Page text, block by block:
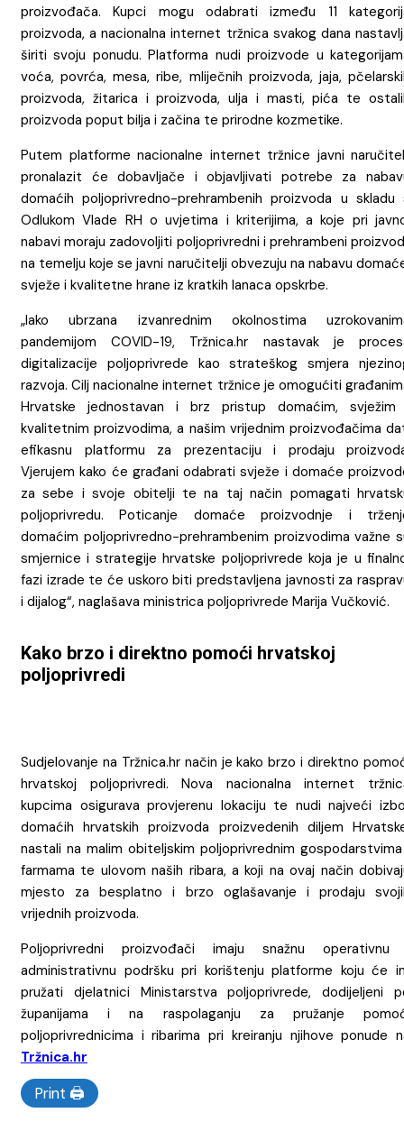
proizvođača. Kupci mogu odabrati između 11
proizvoda, a nacionalna internet tržnica svakog dana
širiti svoju ponudu. Platforma nudi proizvode u
voća, povrća, mesa, ribe, mliječnih proizvoda, jaja,
proizvoda, žitarica i proizvoda, ulja i masti, pića te
proizvoda poput bilja i začina te prirodne kozmetike.
Putem platforme nacionalne internet tržnice javni
pronalazit će dobavljače i objavljivati potrebe za
domaćih poljoprivredno-prehrambenih proizvoda u skladu
Odlukom Vlade RH o uvjetima i kriterijima, a koje pri
nabavi moraju zadovoljiti poljoprivredni i prehrambeni
na temelju koje se javni naručitelji obvezuju na nabavu
svježe i kvalitetne hrane iz kratkih lanaca opskrbe.
„Iako ubrzana izvanrednim okolnostima
pandemijom COVID-19, Tržnica.hr nastavak je
digitalizacije poljoprivrede kao strateškog smjera
razvoja. Cilj nacionalne internet tržnice je omogućiti
Hrvatske jednostavan i brz pristup domaćim,
kvalitetnim proizvodima, a našim vrijednim proizvođačima
efikasnu platformu za prezentaciju i prodaju
Vjerujem kako će građani odabrati svježe i domaće
za sebe i svoje obitelji te na taj način pomagati
poljoprivredu. Poticanje domaće proizvodnje i
domaćim poljoprivredno-prehrambenim proizvodima važne
smjernice i strategije hrvatske poljoprivrede koja je u
fazi izrade te će uskoro biti predstavljena javnosti za
i dijalog“, naglašava ministrica poljoprivrede Marija Vučković.
Kako brzo i direktno pomoći hrvatskoj
poljoprivredi
Sudjelovanje na Tržnica.hr način je kako brzo i direktno
hrvatskoj poljoprivredi. Nova nacionalna internet
kupcima osigurava provjerenu lokaciju te nudi najveći
domaćih hrvatskih proizvoda proizvedenih diljem
nastali na malim obiteljskim poljoprivrednim
farmama te ulovom naših ribara, a koji na ovaj način
mjesto za besplatno i brzo oglašavanje i prodaju
vrijednih proizvoda.
Poljoprivredni proizvođači imaju snažnu
administrativnu podršku pri korištenju platforme koju će
pružati djelatnici Ministarstva poljoprivrede, dodijeljeni
županijama i na raspolaganju za pružanje
poljoprivrednicima i ribarima pri kreiranju njihove ponude
Tržnica.hr
Print 🖨